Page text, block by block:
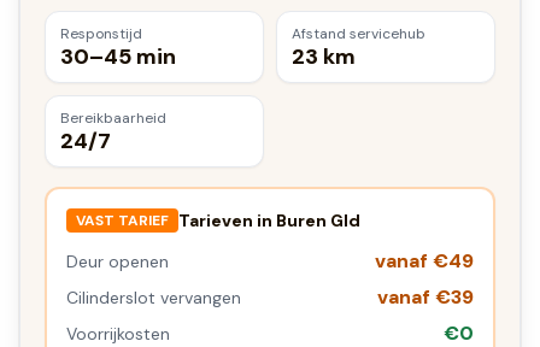
Responstijd
30–45 min
Afstand servicehub
23 km
Bereikbaarheid
24/7
VAST TARIEF Tarieven in Buren Gld
Deur openen
vanaf €49
Cilinderslot vervangen vanaf €39
Voorrijkosten €0